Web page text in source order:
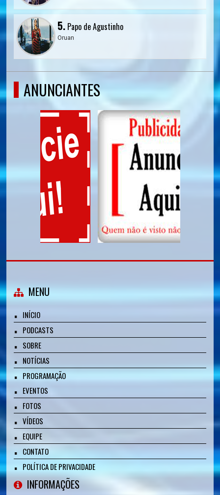
5. Papo de Agustinho
Oruan
ANUNCIANTES
MENU
INÍCIO
PODCASTS
SOBRE
NOTÍCIAS
PROGRAMAÇÃO
EVENTOS
FOTOS
VÍDEOS
EQUIPE
CONTATO
POLÍTICA DE PRIVACIDADE
INFORMAÇÕES